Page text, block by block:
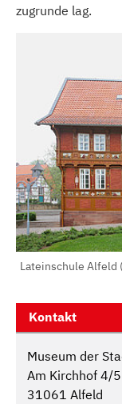
Lateinschule Alfeld
zugrunde lag.
Kontakt
Museum der
Am Kirchhof 4/5
31061 Alfeld